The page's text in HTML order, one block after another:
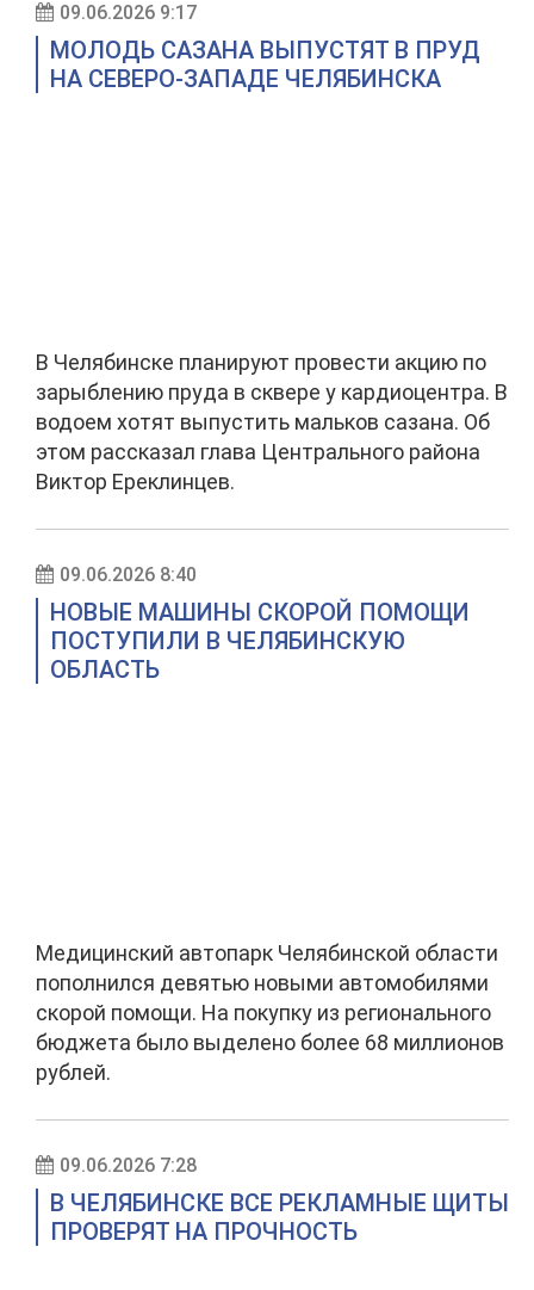
09.06.2026 9:17
МОЛОДЬ САЗАНА ВЫПУСТЯТ В ПРУД
НА СЕВЕРО-ЗАПАДЕ ЧЕЛЯБИНСКА
В Челябинске планируют провести акцию по
зарыблению пруда в сквере у кардиоцентра. В
водоем хотят выпустить мальков сазана. Об
этом рассказал глава Центрального района
Виктор Ереклинцев.
09.06.2026 8:40
НОВЫЕ МАШИНЫ СКОРОЙ ПОМОЩИ
ПОСТУПИЛИ В ЧЕЛЯБИНСКУЮ
ОБЛАСТЬ
Медицинский автопарк Челябинской области
пополнился девятью новыми автомобилями
скорой помощи. На покупку из регионального
бюджета было выделено более 68 миллионов
рублей.
09.06.2026 7:28
В ЧЕЛЯБИНСКЕ ВСЕ РЕКЛАМНЫЕ ЩИТЫ
ПРОВЕРЯТ НА ПРОЧНОСТЬ